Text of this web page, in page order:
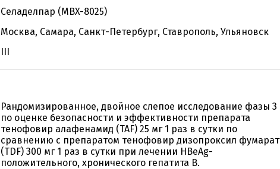
Селаделпар (MBX-8025)
Москва, Самара, Санкт-Петербург, Ставрополь, Ульяновск
III
Рандомизированное, двойное слепое исследование фазы 3
по оценке безопасности и эффективности препарата
тенофовир алафенамид (TAF) 25 мг 1 раз в сутки по
сравнению с препаратом тенофовир дизопроксил фумарат
(TDF) 300 мг 1 раз в сутки при лечении HBeAg-
положительного, хронического гепатита В.